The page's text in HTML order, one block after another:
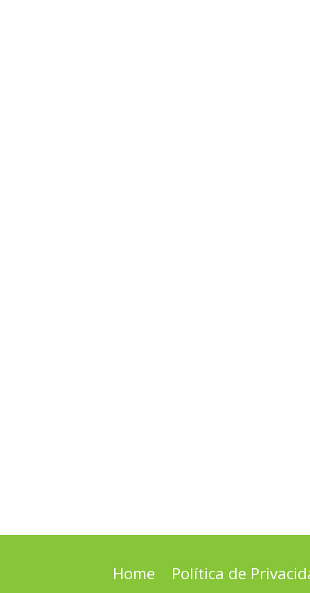
Home Política de